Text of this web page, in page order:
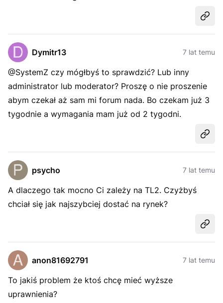
Dymitr13 7 lat temu
@SystemZ czy mógłbyś to sprawdzić? Lub inny
administrator lub moderator? Proszę o nie proszenie
abym czekał aż sam mi forum nada. Bo czekam już 3
tygodnie a wymagania mam już od 2 tygodni.
psycho 7 lat temu
A dlaczego tak mocno Ci zależy na TL2. Czyżbyś
chciał się jak najszybciej dostać na rynek?
anon81692791 7 lat temu
To jakiś problem że ktoś chcę mieć wyższe
uprawnienia?